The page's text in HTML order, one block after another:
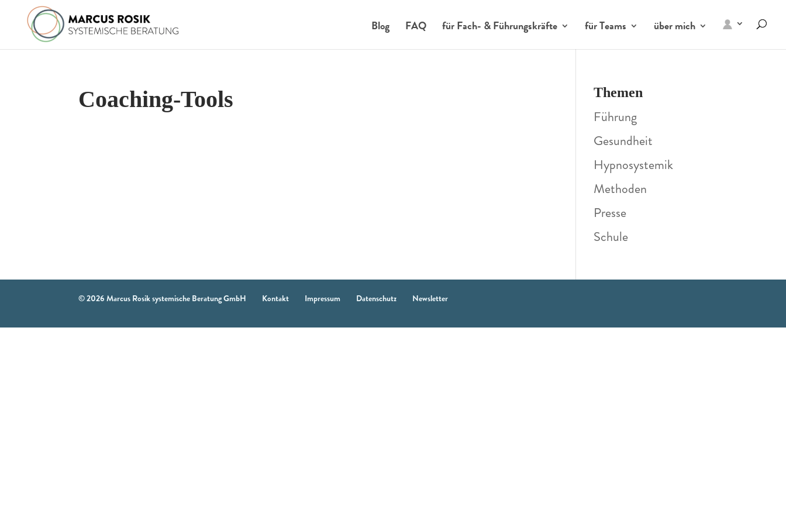
Blog FAQ für Fach- & Führungskräfte für Teams über mich
Coaching-Tools Themen
Führung
Gesundheit
Hypnosystemik
Methoden
Presse
Schule
© 2026 Marcus Rosik systemische Beratung GmbH Kontakt Impressum Datenschutz Newsletter